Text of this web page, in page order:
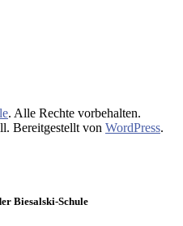
. Alle Rechte vorbehalten.
Bereitgestellt von WordPress.
Biesalski-Schule